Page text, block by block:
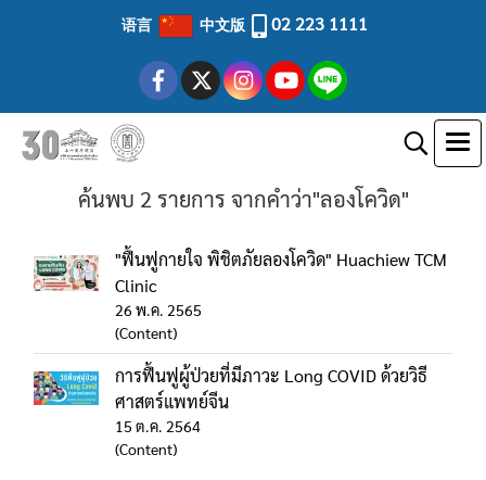
语言 中文版 02 223 1111
ค้นพบ 2 รายการ จากคำว่า"ลองโควิด"
"ฟื้นฟูกายใจ พิชิตภัยลองโควิด" Huachiew TCM
Clinic
26 พ.ค. 2565
(Content)
การฟื้นฟูผู้ป่วยที่มีภาวะ Long COVID ด้วยวิธี
ศาสตร์แพทย์จีน
15 ต.ค. 2564
(Content)